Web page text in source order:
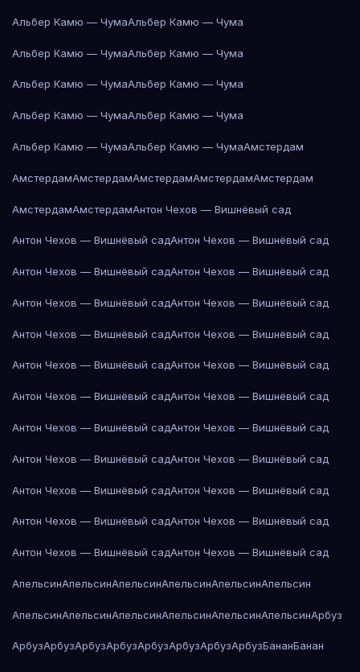
Альбер Камю — ЧумаАльбер Камю — Чума
Альбер Камю — ЧумаАльбер Камю — Чума
Альбер Камю — ЧумаАльбер Камю — Чума
Альбер Камю — ЧумаАльбер Камю — Чума
Альбер Камю — ЧумаАльбер Камю — ЧумаАмстердам
АмстердамАмстердамАмстердамАмстердамАмстердам
АмстердамАмстердамАнтон Чехов — Вишнёвый сад
Антон Чехов — Вишнёвый садАнтон Чехов — Вишнёвый сад
Антон Чехов — Вишнёвый садАнтон Чехов — Вишнёвый сад
Антон Чехов — Вишнёвый садАнтон Чехов — Вишнёвый сад
Антон Чехов — Вишнёвый садАнтон Чехов — Вишнёвый сад
Антон Чехов — Вишнёвый садАнтон Чехов — Вишнёвый сад
Антон Чехов — Вишнёвый садАнтон Чехов — Вишнёвый сад
Антон Чехов — Вишнёвый садАнтон Чехов — Вишнёвый сад
Антон Чехов — Вишнёвый садАнтон Чехов — Вишнёвый сад
Антон Чехов — Вишнёвый садАнтон Чехов — Вишнёвый сад
Антон Чехов — Вишнёвый садАнтон Чехов — Вишнёвый сад
Антон Чехов — Вишнёвый садАнтон Чехов — Вишнёвый сад
АпельсинАпельсинАпельсинАпельсинАпельсинАпельсин
АпельсинАпельсинАпельсинАпельсинАпельсинАпельсинАрбуз
АрбузАрбузАрбузАрбузАрбузАрбузАрбузАрбузБананБанан